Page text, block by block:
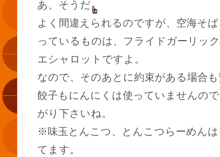
あ、そうだ
よく間違えられるのですが、空海そ
っているものは、フライドガーリッ
エシャロットですよ。
なので、そのあとに約束がある場合
餃子もにんにくは使っていませんの
がり下さいね。
※味玉とんこつ、とんこつらーめん
てます。